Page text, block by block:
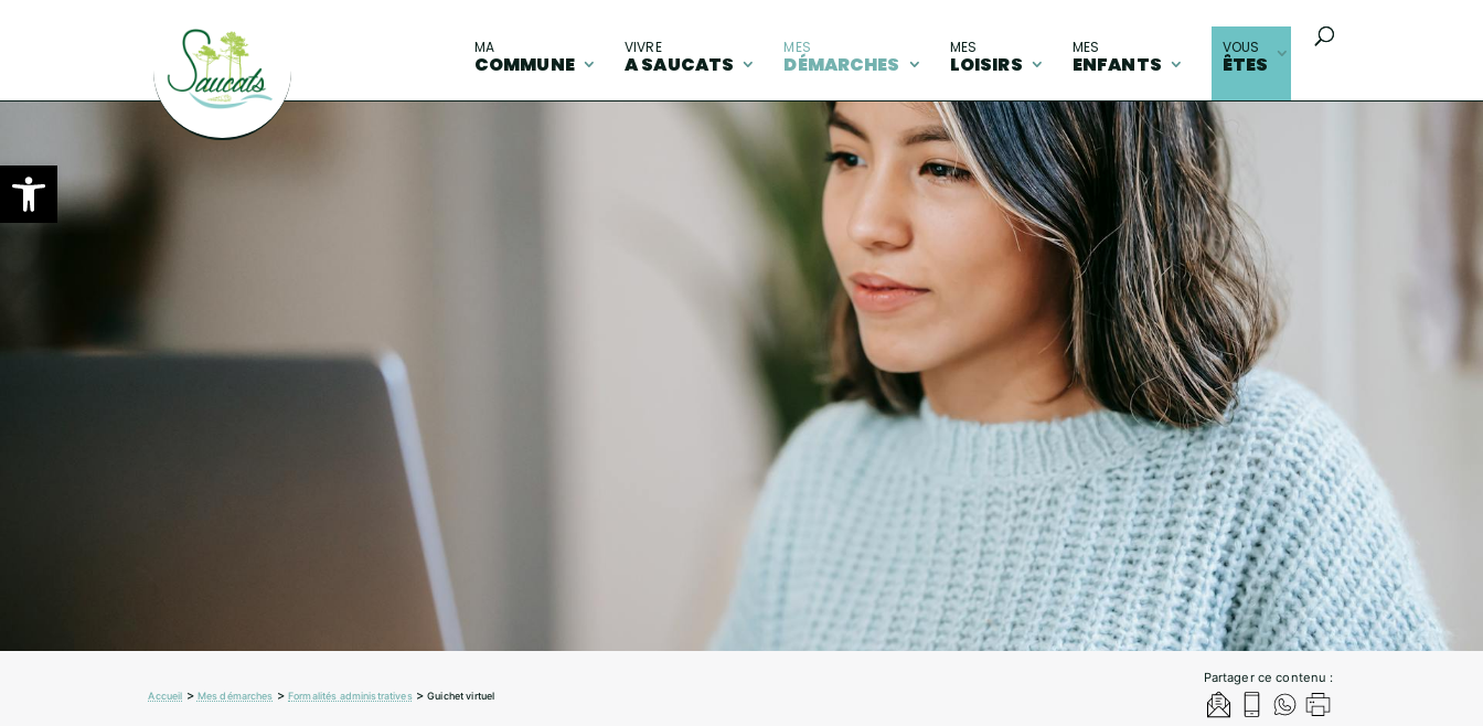
Ouvrir la barre d’outils
MA
COMMUNE
VIVRE
A SAUCATS
MES
DÉMARCHES
MES
LOISIRS
MES
ENFANTS
VOUS
ÊTES
Partager ce contenu :
Accueil > Mes démarches >Formalités administratives>Guichet virtuel